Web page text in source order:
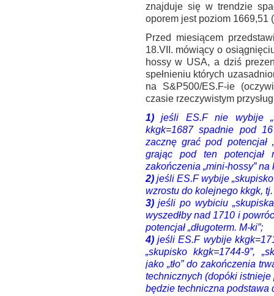
znajduje się w trendzie
oporem jest poziom 1669,51
Przed miesiącem
18.VII. mówiący o
hossy w USA, a dziś
spełnieniu których
na S&P500/ES.F-ie
czasie rzeczywistym
1)jeśli ES.F nie wybije
kkgk=1687 spadnie pod
zacznę grać pod potencjał
grając pod ten potencjał
zakończenia „mini-hossy” na
2)jeśli ES.F wybije
wzrostu do kolejnego kkgk,
3)jeśli po wybiciu
wyszedłby nad 1710 i
potencjał „długoterm. M-ki”;
4)jeśli ES.F wybije
„skupisko kkgk=1744-9”,
jako „tło” do zakończenia
technicznych (dopóki istnieje
będzie techniczna podstawa